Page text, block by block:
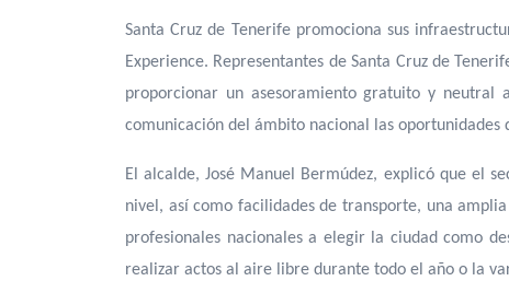
Santa Cruz de Tenerife promociona sus
Experience. Representantes de Santa Cruz de
proporcionar un asesoramiento gratuito y neutral
comunicación del ámbito nacional las
El alcalde, José Manuel Bermúdez, explicó que el
nivel, así como facilidades de transporte, una
profesionales nacionales a elegir la ciudad como
realizar actos al aire libre durante todo el año o la